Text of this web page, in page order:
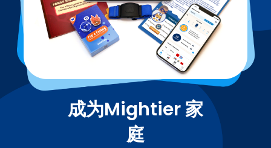
成为Mightier 家
庭